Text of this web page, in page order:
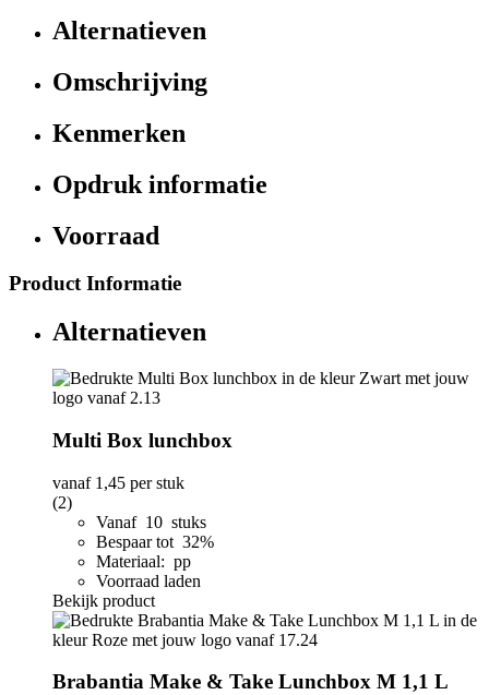
Alternatieven
Omschrijving
Kenmerken
Opdruk informatie
Voorraad
Product Informatie
Alternatieven
Multi Box lunchbox
vanaf 1,45 per stuk
(2)
Vanaf 10 stuks
Bespaar tot 32%
Materiaal: pp
Voorraad laden
Bekijk product
Brabantia Make & Take Lunchbox M 1,1 L